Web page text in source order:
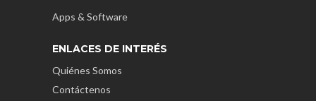
Apps & Software
ENLACES DE INTERÉS
Quiénes Somos
Contáctenos